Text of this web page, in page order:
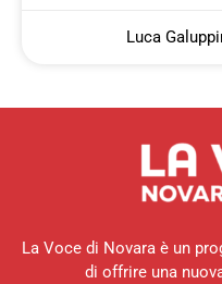
Luca
La Voce di Novara è un
di offrire una